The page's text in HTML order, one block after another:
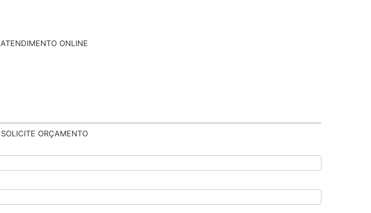
ATENDIMENTO ONLINE
SOLICITE ORÇAMENTO